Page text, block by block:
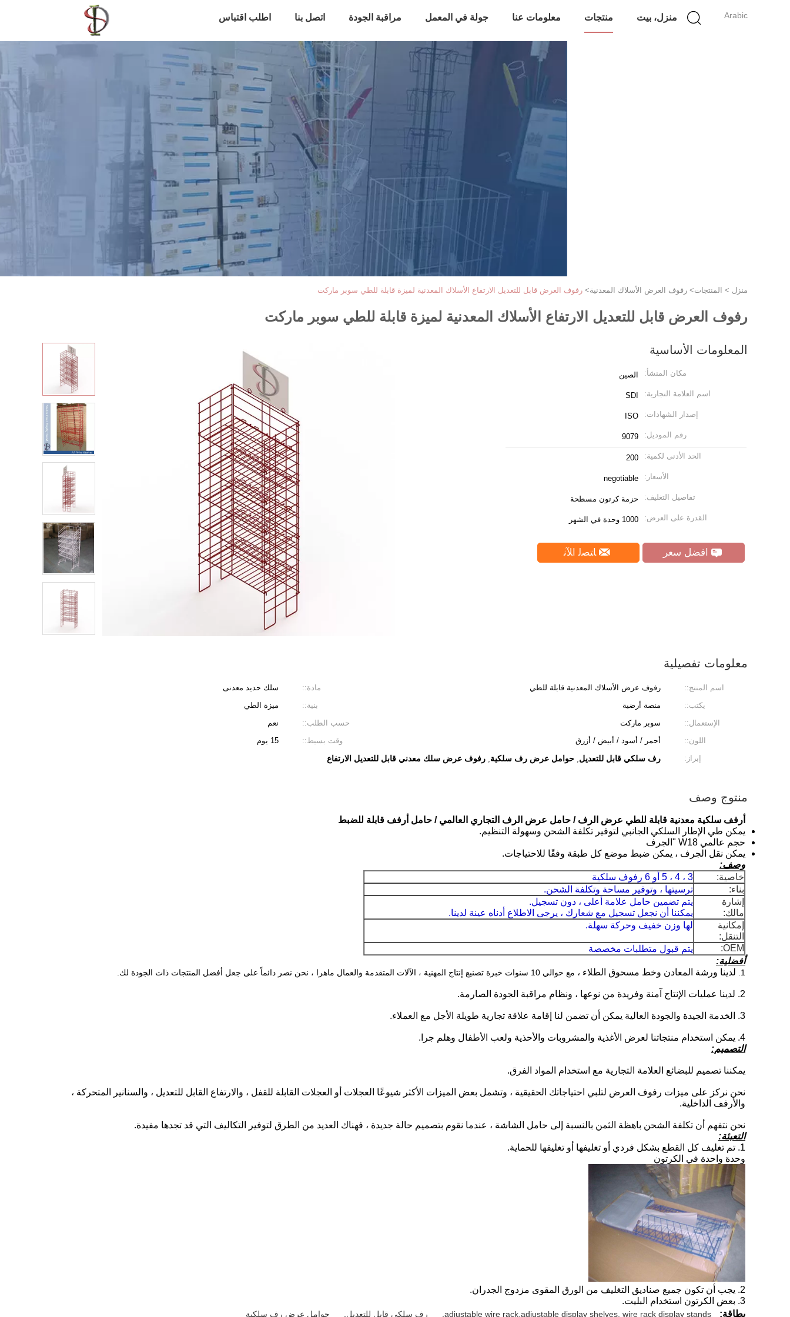
Arabic منزل، بيت منتجات معلومات عنا جولة في المعمل مراقبة الجودة اتصل بنا اطلب اقتباس
منزل > المنتجات> رفوف العرض الأسلاك المعدنية> رفوف العرض قابل للتعديل الارتفاع الأسلاك المعدنية لميزة قابلة للطي سوبر ماركت
رفوف العرض قابل للتعديل الارتفاع الأسلاك المعدنية لميزة قابلة للطي سوبر ماركت
المعلومات الأساسية
مكان المنشأ: الصين
اسم العلامة التجارية: SDI
إصدار الشهادات: ISO
رقم الموديل: 9079
الحد الأدنى لكمية: 200
الأسعار: negotiable
تفاصيل التغليف: حزمة كرتون مسطحة
القدرة على العرض: 1000 وحدة في الشهر
افضل سعر ﺎﺘﺼﻟ ﺍﻶﻧ
معلومات تفصيلية
اسم المنتج:: رفوف عرض الأسلاك المعدنية قابلة للطي مادة::
سلك حديد معدنى
يكتب::
منصة أرضية بنية::
ميزة الطي
الإستعمال::
سوبر ماركت حسب الطلب::
نعم
اللون::
أحمر / أسود / أبيض / أزرق وقت بسيط::
15 يوم
إبراز:
رف سلكي قابل للتعديل, حوامل عرض رف سلكية, رفوف عرض سلك معدني قابل للتعديل الارتفاع
منتوج وصف
أرفف سلكية معدنية قابلة للطي عرض الرف / حامل عرض الرف التجاري العالمي / حامل أرفف قابلة للضبط
يمكن طي الإطار السلكي الجانبي لتوفير تكلفة الشحن وسهولة التنظيم.
حجم عالمي W18 "الجرف
يمكن نقل الجرف ، يمكن ضبط موضع كل طبقة وفقًا للاحتياجات.
وصف:
خاصية:
3 ، 4 ، 5 أو 6 رفوف سلكية
بناء:
ترسيتها ، وتوفير مساحة وتكلفة الشحن.
إشارة
مالك:
يتم تضمين حامل علامة أعلى ، دون تسجيل.
يمكننا أن نجعل تسجيل مع شعارك ، يرجى الاطلاع أدناه عينة لدينا.
إمكانية
التنقل:
لها وزن خفيف وحركة سهلة.
OEM:
يتم قبول متطلبات مخصصة
أفضلية:
1. لدينا ورشة المعادن وخط مسحوق الطلاء ، مع حوالي 10 سنوات خبرة تصنيع إنتاج المهنية ، الآلات المتقدمة والعمال ماهرا ، نحن نصر دائماً على جعل أفضل المنتجات ذات الجودة لك.
2. لدينا عمليات الإنتاج آمنة وفريدة من نوعها ، ونظام مراقبة الجودة الصارمة.
3. الخدمة الجيدة والجودة العالية يمكن أن تضمن لنا إقامة علاقة تجارية طويلة الأجل مع العملاء.
4. يمكن استخدام منتجاتنا لعرض الأغذية والمشروبات والأحذية ولعب الأطفال وهلم جرا.
التصميم:
يمكننا تصميم للبضائع العلامة التجارية مع استخدام المواد الفرق.
نحن نركز على ميزات رفوف العرض لتلبي احتياجاتك الحقيقية ، وتشمل بعض الميزات الأكثر شيوعًا العجلات أو العجلات القابلة للقفل ، والارتفاع القابل للتعديل ، والسنانير المتحركة ،
والأرفف الداخلية.
نحن نتفهم أن تكلفة الشحن باهظة الثمن بالنسبة إلى حامل الشاشة ، عندما نقوم بتصميم حالة جديدة ، فهناك العديد من الطرق لتوفير التكاليف التي قد تجدها مفيدة.
التعبئة:
1. تم تغليف كل القطع بشكل فردي أو تغليفها أو تغليفها للحماية.
وحدة واحدة في الكرتون
2. يجب أن تكون جميع صناديق التغليف من الورق المقوى مزدوج الجدران.
3. بعض الكرتون استخدام البليت.
بطاقة:
adjustable wire rack,adjustable display shelves, wire rack display stands رف سلكي قابل للتعديل حوامل عرض رف سلكية